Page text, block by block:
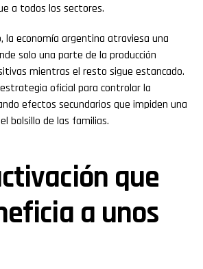
a todos los sectores.
la economía argentina atraviesa una
solo una parte de la producción
mientras el resto sigue estancado.
oficial para controlar la
efectos secundarios que impiden una
bolsillo de las familias.
que
a unos